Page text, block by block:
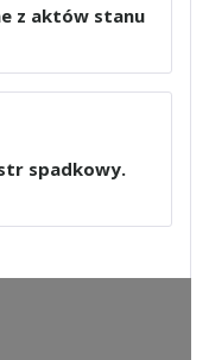
z aktów stanu
spadkowy.